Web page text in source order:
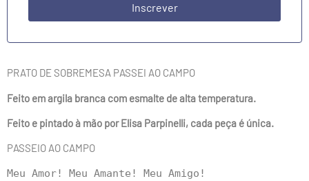
Inscrever
PRATO DE SOBREMESA PASSEI AO CAMPO
Feito em argila branca com esmalte de alta temperatura.
Feito e pintado à mão por Elisa Parpinelli, cada peça é única.
PASSEIO AO CAMPO
Meu Amor! Meu Amante! Meu Amigo!